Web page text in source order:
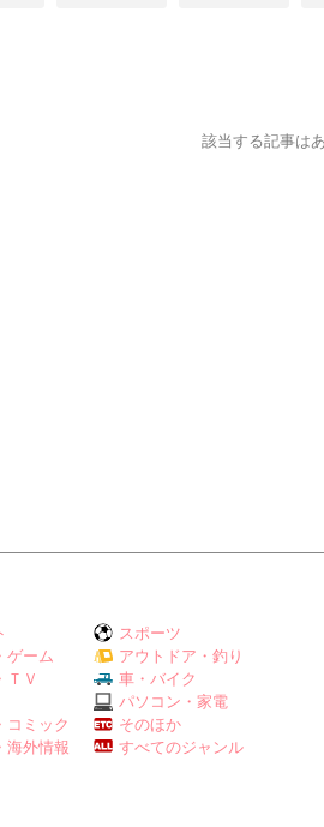
該当する記事は
ゲーム
ＴＶ
コミック
海外情報
スポーツ
アウトドア・釣り
車・バイク
パソコン・家電
そのほか
すべてのジャンル